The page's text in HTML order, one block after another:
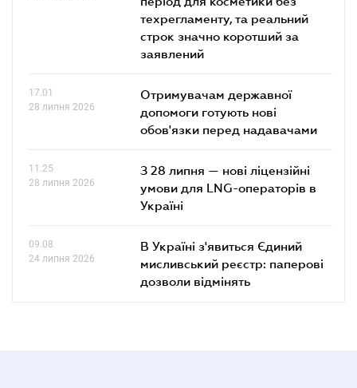
техрегламенту, та реальний
строк значно коротший за
заявлений
17.01
28 липня 2026
Отримувачам державної
допомоги готують нові
обов'язки перед надавачами
11.25
28 липня 2026
З 28 липня — нові ліцензійні
умови для LNG-операторів в
Україні
09.08
24 липня 2026
В Україні з'явиться Єдиний
мисливський реєстр: паперові
дозволи відмінять